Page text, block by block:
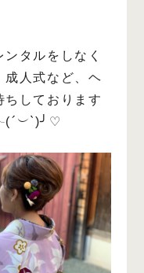
タルをしなく
成人式など、ヘ
ちしております
´︶`)╯♡